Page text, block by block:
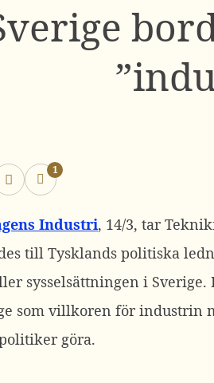
1
Industri, 14/3, tar
till Tysklands politiska
sysselsättningen i
som villkoren för industrin
göra.